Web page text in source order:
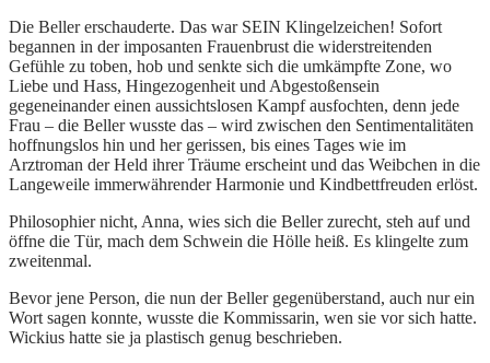
Die Beller erschauderte. Das war SEIN Klingelzeichen! Sofort
begannen in der imposanten Frauenbrust die widerstreitenden
Gefühle zu toben, hob und senkte sich die umkämpfte Zone, wo
Liebe und Hass, Hingezogenheit und Abgestoßensein
gegeneinander einen aussichtslosen Kampf ausfochten, denn jede
Frau – die Beller wusste das – wird zwischen den Sentimentalitäten
hoffnungslos hin und her gerissen, bis eines Tages wie im
Arztroman der Held ihrer Träume erscheint und das Weibchen in die
Langeweile immerwährender Harmonie und Kindbettfreuden erlöst.
Philosophier nicht, Anna, wies sich die Beller zurecht, steh auf und
öffne die Tür, mach dem Schwein die Hölle heiß. Es klingelte zum
zweitenmal.
Bevor jene Person, die nun der Beller gegenüberstand, auch nur ein
Wort sagen konnte, wusste die Kommissarin, wen sie vor sich hatte.
Wickius hatte sie ja plastisch genug beschrieben.